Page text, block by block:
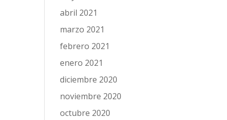
abril 2021
marzo 2021
febrero 2021
enero 2021
diciembre 2020
noviembre 2020
octubre 2020